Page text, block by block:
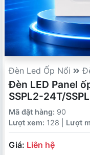
Đèn Led Ốp Nổi
Đèn LED Panel
SSPL2-24T/
Mã đặt hàng: 90
Lượt xem: 128 | Lượt
Giá: Liên hệ